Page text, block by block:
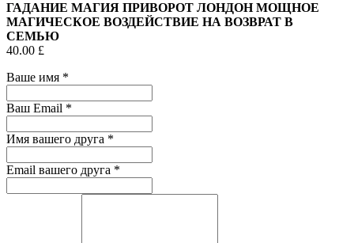
ГАДАНИЕ МАГИЯ ПРИВОРОТ ЛОНДОН МОЩНОЕ
МАГИЧЕСКОЕ ВОЗДЕЙСТВИЕ НА ВОЗВРАТ В
СЕМЬЮ
40.00 £
Ваше имя *
Ваш Email *
Имя вашего друга *
Email вашего друга *